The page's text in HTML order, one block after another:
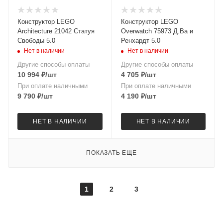
Конструктор LEGO
Architecture 21042 Статуя
Свободы 5.0
Нет в наличии
Другие способы оплаты
10 994 ₽/шт
При оплате наличными
9 790 ₽/шт
НЕТ В НАЛИЧИИ
Конструктор LEGO
Overwatch 75973 Д.Ва и
Ренхардт 5.0
Нет в наличии
Другие способы оплаты
4 705₽/шт
При оплате наличными
4 190₽/шт
НЕТ В НАЛИЧИИ
ПОКАЗАТЬ ЕЩЕ
1 2 3